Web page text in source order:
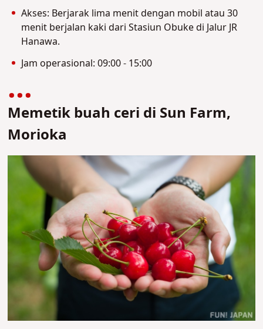
Akses: Berjarak lima menit dengan mobil atau 30
menit berjalan kaki dari Stasiun Obuke di Jalur JR
Hanawa.
Jam operasional: 09:00 - 15:00
Memetik buah ceri di Sun Farm,
Morioka